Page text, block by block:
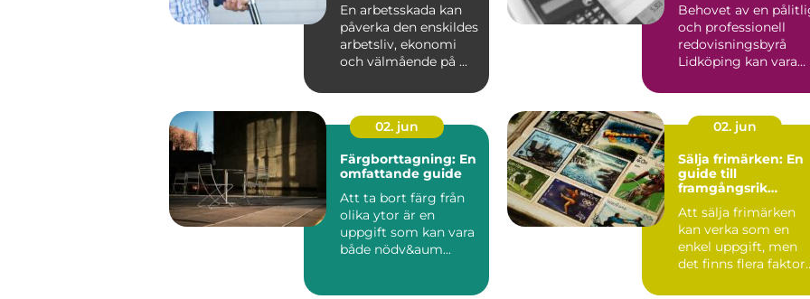
En arbetsskada kan
påverka den enskildes
arbetsliv, ekonomi
och välmående på ...
Behovet av en
och professionell
redovisningsbyrå
Lidköping kan vara
02. jun
Färgborttagning: En
omfattande guide
Att ta bort färg från
olika ytor är en
uppgift som kan vara
både nödv&aum...
02. jun
Sälja frimärken: En
guide till
framgångsrik
Att sälja frimärken
kan verka som en
enkel uppgift, men
det finns flera